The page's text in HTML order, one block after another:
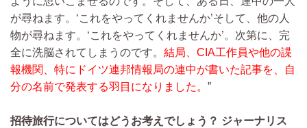
が尋ねます。‘これをやってくれませんか’そして、他の人
物が尋ねます。‘これをやってくれませんか’。次第に、完
全に洗脳されてしまうのです。 結局、CIA工作員や他の諜
報機関、特にドイツ連邦情報局の連中が書いた記事を、自
分の名前で発表する羽目になりました。 ”
招待旅行についてはどうお考えでしょう？ ジャーナリス